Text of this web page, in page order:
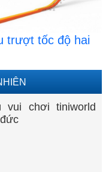
trượt tốc độ hai
vui chơi tiniworld